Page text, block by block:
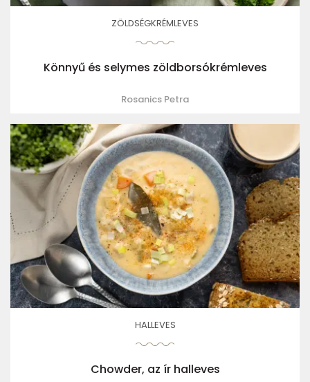
ZÖLDSÉGKRÉMLEVES
Könnyű és selymes zöldborsókrémleves
Rosanics Petra
HALLEVES
Chowder, az ír halleves